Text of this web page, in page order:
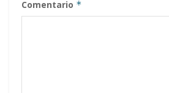
Comentario *